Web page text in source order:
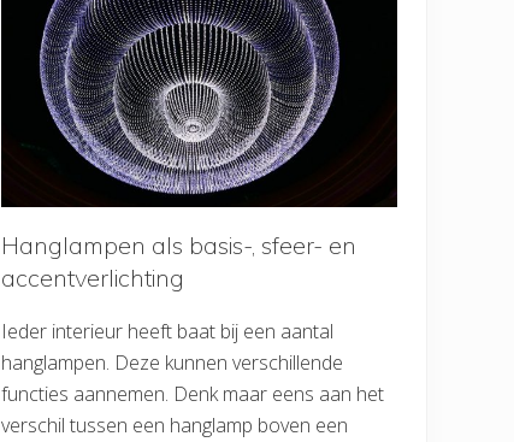
Hanglampen als basis-, sfeer- en
accentverlichting
Ieder interieur heeft baat bij een aantal
hanglampen. Deze kunnen verschillende
functies aannemen. Denk maar eens aan het
verschil tussen een hanglamp boven een